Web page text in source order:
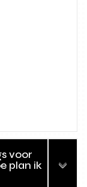
voor
plan ik